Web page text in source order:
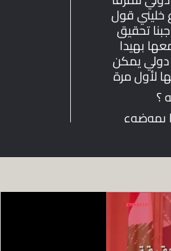
قول
تحقيق
بهيدا
يمكن
لأول مرة